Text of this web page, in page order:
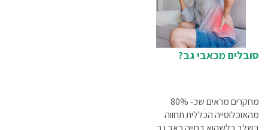
סובלים מכאבי גב?
מחקרים מראים שכ- 80%
מהאוכלוסייה הכללית תחווה